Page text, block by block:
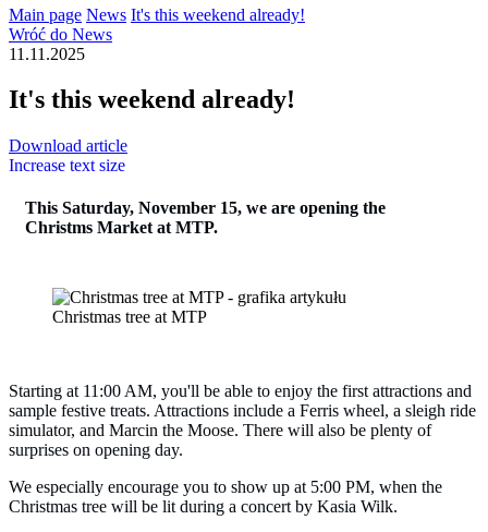
Main page News It's this weekend already!
Wróć do News
11.11.2025
It's this weekend already!
Download article
Increase text size
This Saturday, November 15, we are opening the
Christms Market at MTP.
Christmas tree at MTP
Starting at 11:00 AM, you'll be able to enjoy the first attractions and
sample festive treats. Attractions include a Ferris wheel, a sleigh ride
simulator, and Marcin the Moose. There will also be plenty of
surprises on opening day.
We especially encourage you to show up at 5:00 PM, when the
Christmas tree will be lit during a concert by Kasia Wilk.